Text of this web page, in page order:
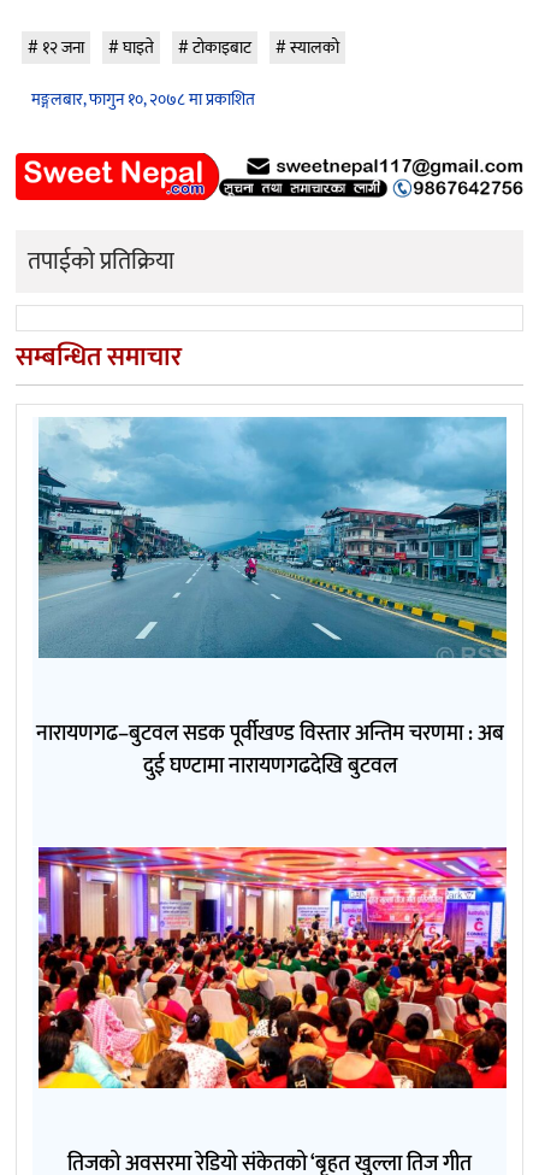
१२ जना घाइते टोकाइबाट
स्यालको
मङ्गलबार, फागुन १०, २०७८ मा प्रकाशित
तपाईको प्रतिक्रिया
सम्बन्धित समाचार
नारायणगढ–बुटवल सडक पूर्वीखण्ड विस्तार अन्तिम चरणमा : अब
दुई घण्टामा नारायणगढदेखि बुटवल
तिजको अवसरमा रेडियो संकेतको ‘बृहत खुल्ला तिज गीत